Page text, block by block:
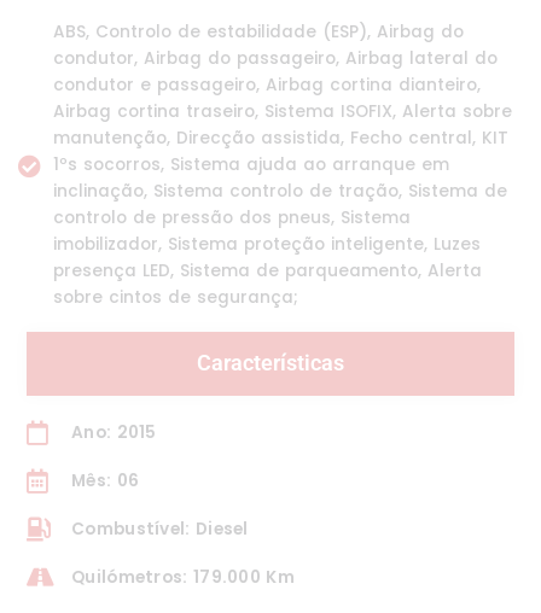
ABS, Controlo de estabilidade (ESP), Airbag do
condutor, Airbag do passageiro, Airbag lateral do
condutor e passageiro, Airbag cortina dianteiro,
Airbag cortina traseiro, Sistema ISOFIX, Alerta sobre
manutenção, Direcção assistida, Fecho central, KIT
1ºs socorros, Sistema ajuda ao arranque em
inclinação, Sistema controlo de tração, Sistema de
controlo de pressão dos pneus, Sistema
imobilizador, Sistema proteção inteligente, Luzes
presença LED, Sistema de parqueamento, Alerta
sobre cintos de segurança;
Características
Ano: 2015
Mês: 06
Combustível: Diesel
Quilómetros: 179.000 Km